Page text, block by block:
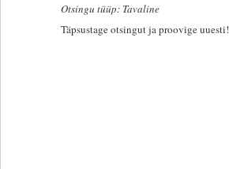
Otsingu tüüp: Tavaline
Täpsustage otsingut ja proovige uuesti!